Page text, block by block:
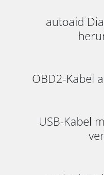
autoaid
OBD2-Kabel
USB-Kabel